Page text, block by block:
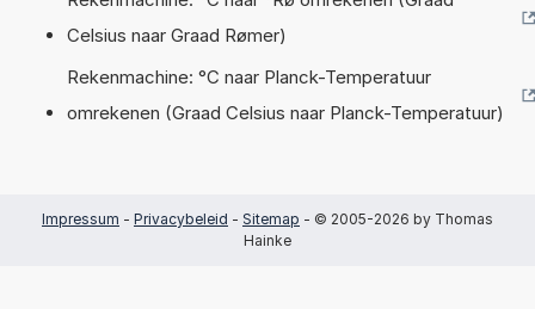
Celsius naar Graad Rømer)
Rekenmachine: °C naar Planck-Temperatuur
omrekenen (Graad Celsius naar Planck-Temperatuur)
Impressum - Privacybeleid - Sitemap - © 2005-2026 by Thomas
Hainke